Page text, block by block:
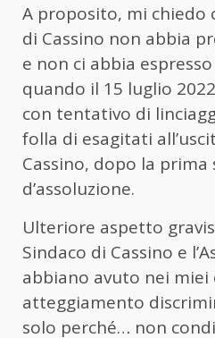
A proposito, mi chiedo
di Cassino non abbia
e non ci abbia
quando il 15 luglio
con tentativo di
folla di esagitati
Cassino, dopo la prima
d’assoluzione.
Ulteriore aspetto
Sindaco di Cassino e
abbiano avuto nei
atteggiamento
solo perché… non